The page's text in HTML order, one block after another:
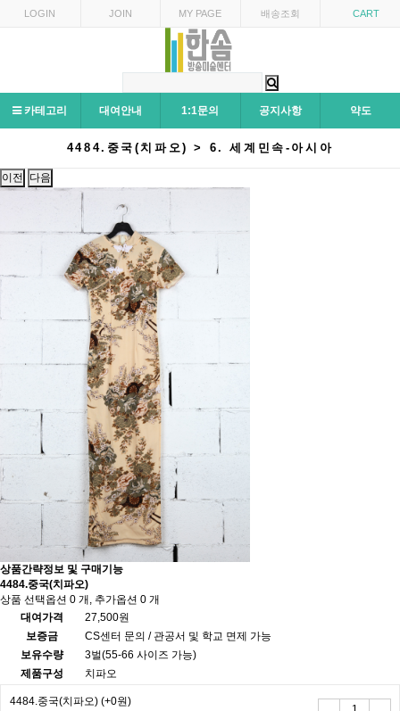
LOGIN JOIN MY PAGE 배송조회 CART
카테고리 대여안내 1:1문의 공지사항 약도
4484.중국(치파오) > 6. 세계민속-아시아
이전 다음
상품간략정보 및 구매기능
4484.중국(치파오)
상품 선택옵션 0 개, 추가옵션 0 개
대여가격
27,500원
보증금
CS센터 문의 / 관공서 및 학교 면제 가능
보유수량
3벌(55-66 사이즈 가능)
제품구성
치파오
4484.중국(치파오) (+0원)